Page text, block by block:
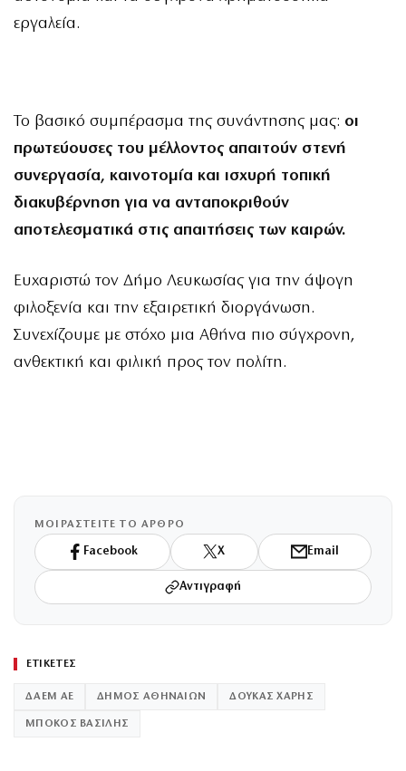
εργαλεία.
Το βασικό συμπέρασμα της συνάντησης μας: οι
πρωτεύουσες του μέλλοντος απαιτούν στενή
συνεργασία, καινοτομία και ισχυρή τοπική
διακυβέρνηση για να ανταποκριθούν
αποτελεσματικά στις απαιτήσεις των καιρών.
Ευχαριστώ τον Δήμο Λευκωσίας για την άψογη
φιλοξενία και την εξαιρετική διοργάνωση.
Συνεχίζουμε με στόχο μια Αθήνα πιο σύγχρονη,
ανθεκτική και φιλική προς τον πολίτη.
ΜΟΙΡΑΣΤΕΙΤΕ ΤΟ ΑΡΘΡΟ
Facebook X Email
Αντιγραφή
ΕΤΙΚΕΤΕΣ
ΔΑΕΜ ΑΕ ΔΗΜΟΣ ΑΘΗΝΑΙΩΝ ΔΟΥΚΑΣ ΧΑΡΗΣ
ΜΠΟΚΟΣ ΒΑΣΙΛΗΣ